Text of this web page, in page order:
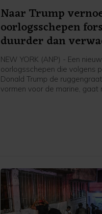
Naar Trump
oorlogsschepen fors
duurder dan
NEW YORK (ANP) - Een
oorlogsschepen die volgens
Donald Trump de
vormen voor de marine, gaat